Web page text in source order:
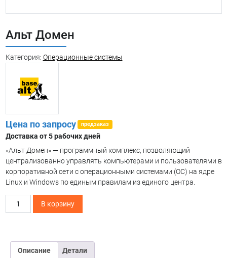
Альт Домен
Категория: Операционные системы
Цена по запросу предзаказ
Доставка от 5 рабочих дней
«Альт Домен» — программный комплекс, позволяющий
централизованно управлять компьютерами и пользователями в
корпоративной сети с операционными системами (ОС) на ядре
Linux и Windows по единым правилам из единого центра.
В корзину
Описание Детали